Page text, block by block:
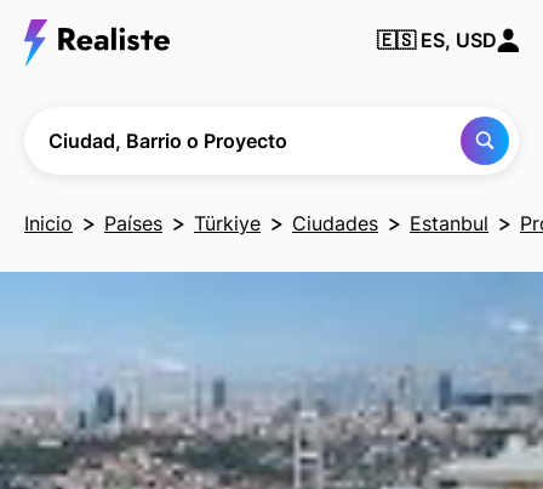
Encuentra
cualquier
🇪🇸 ES, USD
Ciudad, Barrio o Proyecto
Inicio Países Türkiye Ciudades Estanbul